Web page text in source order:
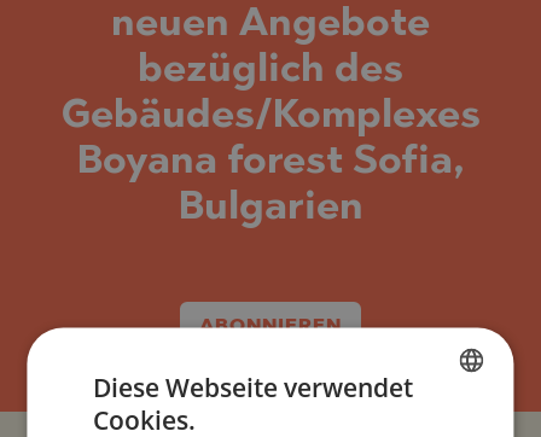
neuen Angebote
bezüglich des
Gebäudes/Komplexes
Boyana forest Sofia,
Bulgarien
ABONNIEREN
Diese Webseite verwendet
Cookies.